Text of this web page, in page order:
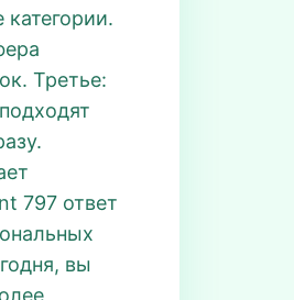
Третье:
797 ответ
вы